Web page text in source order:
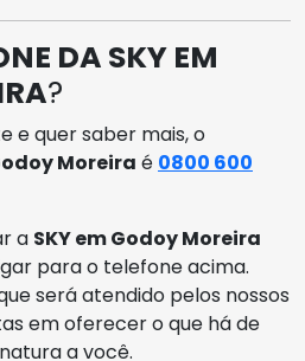
DA SKY EM
?
e quer saber mais, o
Moreira é 0800 600
a SKY em Godoy Moreira
para o telefone acima.
será atendido pelos nossos
em oferecer o que há de
a você.